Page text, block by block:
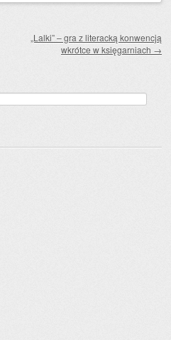
„Lalki” – gra z literacką konwencją
wkrótce w księgarniach →